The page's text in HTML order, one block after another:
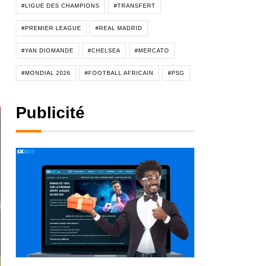
#LIGUE DES CHAMPIONS #TRANSFERT
#PREMIER LEAGUE #REAL MADRID
#YAN DIOMANDE #CHELSEA #MERCATO
#MONDIAL 2026 #FOOTBALL AFRICAIN #PSG
Publicité